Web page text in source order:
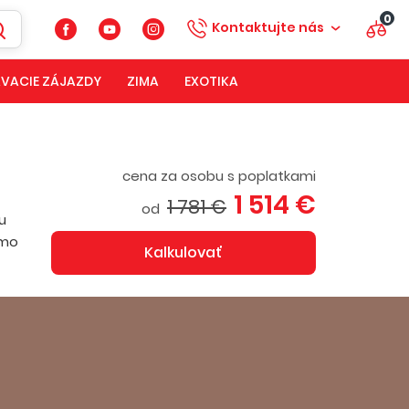
Kontaktujte nás 0
ZÁJAZDY ZIMA EXOTIKA
cena za osobu s poplatkami
od 1 781 € 1 514 €
Kalkulovať